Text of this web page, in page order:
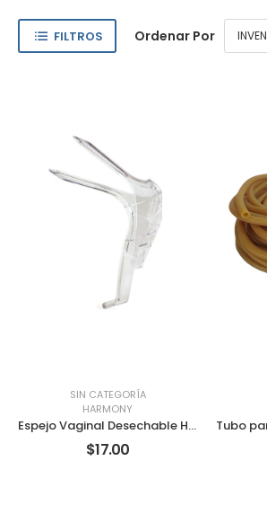
FILTROS Ordenar Por
SIN CATEGORÍA
HARMONY
Espejo Vaginal Desechable Harmony
$17.00